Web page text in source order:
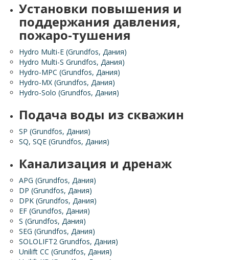
Установки повышения и
поддержания давления,
пожаро-тушения
Hydro Multi-E (Grundfos, Дания)
Hydro Multi-S Grundfos, Дания)
Hydro-MPC (Grundfos, Дания)
Hydro-MX (Grundfos, Дания)
Hydro-Solo (Grundfos, Дания)
Подача воды из скважин
SP (Grundfos, Дания)
SQ, SQE (Grundfos, Дания)
Канализация и дренаж
APG (Grundfos, Дания)
DP (Grundfos, Дания)
DPK (Grundfos, Дания)
EF (Grundfos, Дания)
S (Grundfos, Дания)
SEG (Grundfos, Дания)
SOLOLIFT2 Grundfos, Дания)
Unilift CC (Grundfos, Дания)